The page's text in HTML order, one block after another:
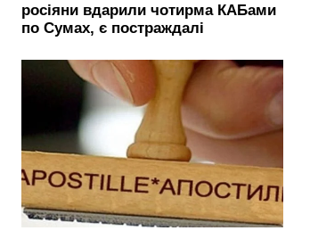
росіяни вдарили чотирма КАБами
по Сумах, є постраждалі